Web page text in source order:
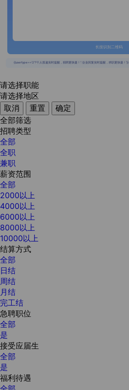
长按识别二维码
{{usertype=='2'?'个人投递实时提醒，招聘更快捷！':'企业回复实时提醒，求职更快捷！'}}
请选择职能
请选择地区
取消
重置
确定
全部筛选
招聘类型
全部
全职
兼职
薪资范围
全部
2000以上
4000以上
6000以上
8000以上
10000以上
结算方式
全部
日结
周结
月结
完工结
急聘职位
全部
是
接受应届生
全部
是
福利待遇